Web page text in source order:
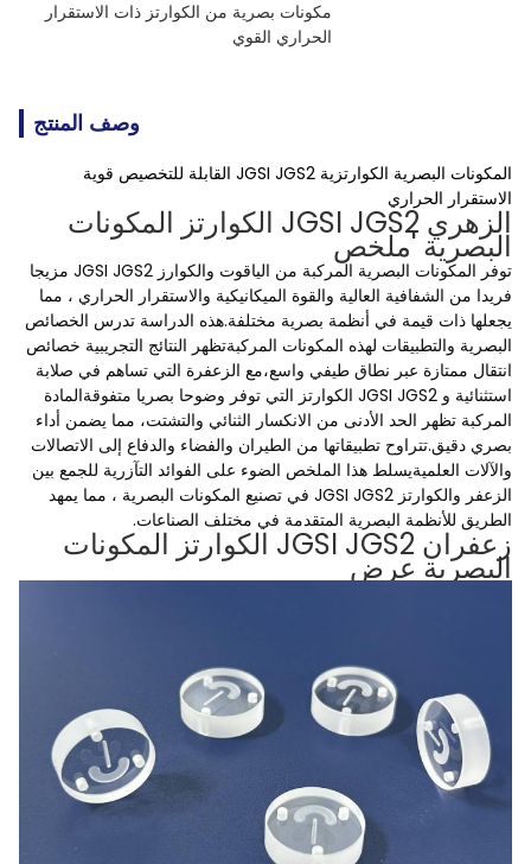
الحراري القوي
وصف المنتج
المكونات البصرية الكوارتزية JGSI JGS2 القابلة للتخصيص قوية
الاستقرار الحراري
الزهري JGSI JGS2 الكوارتز المكونات
البصرية 'ملخص
توفر المكونات البصرية المركبة من الياقوت والكوارز JGSI JGS2 مزيجا
فريدا من الشفافية العالية والقوة الميكانيكية والاستقرار الحراري ، مما
يجعلها ذات قيمة في أنظمة بصرية مختلفة.هذه الدراسة تدرس الخصائص
البصرية والتطبيقات لهذه المكونات المركبةتظهر النتائج التجريبية خصائص
انتقال ممتازة عبر نطاق طيفي واسع،مع الزعفرة التي تساهم في صلابة
استثنائية و JGSI JGS2 الكوارتز التي توفر وضوحا بصريا متفوقةالمادة
المركبة تظهر الحد الأدنى من الانكسار الثنائي والتشتت، مما يضمن أداء
بصري دقيق.تتراوح تطبيقاتها من الطيران والفضاء والدفاع إلى الاتصالات
والآلات العلميةيسلط هذا الملخص الضوء على الفوائد التآزرية للجمع بين
الزعفر والكوارتز JGSI JGS2 في تصنيع المكونات البصرية ، مما يمهد
الطريق للأنظمة البصرية المتقدمة في مختلف الصناعات.
زعفران JGSI JGS2 الكوارتز المكونات
البصرية عرض